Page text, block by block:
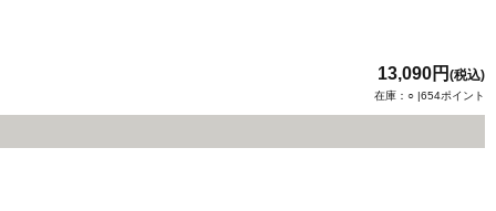
13,090円 (税込)
在庫：○ |654ポイント